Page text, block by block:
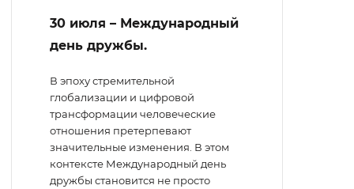
30 июля – Международный
день дружбы.
В эпоху стремительной
глобализации и цифровой
трансформации человеческие
отношения претерпевают
значительные изменения. В этом
контексте Международный день
дружбы становится не просто